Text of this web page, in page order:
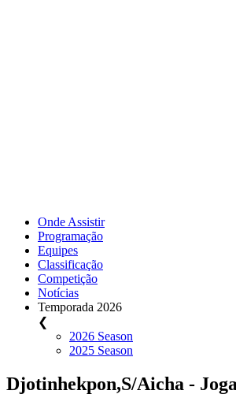
Onde Assistir
Programação
Equipes
Classificação
Competição
Notícias
Temporada 2026
❮
2026 Season
2025 Season
Djotinhekpon,S/Aicha -